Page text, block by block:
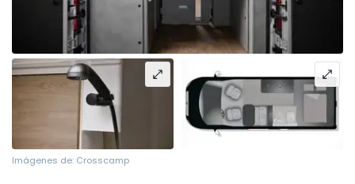
Imágenes de: Crosscamp